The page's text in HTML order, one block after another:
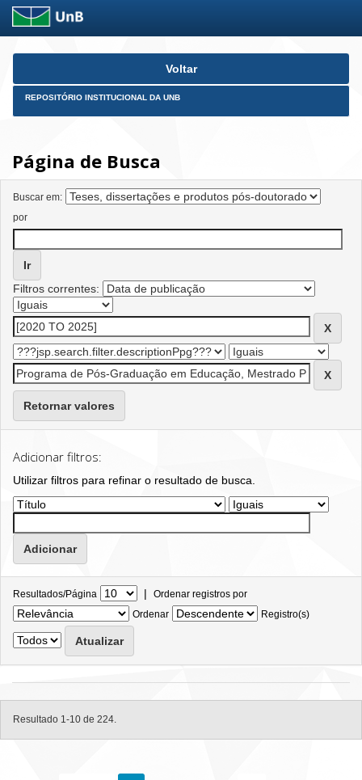
Skip
Voltar
REPOSITÓRIO INSTITUCIONAL DA UNB
Página de Busca
Buscar em:
por
Filtros correntes:
Retornar valores
Adicionar filtros:
Utilizar filtros para refinar o resultado de busca.
Resultados/Página | Ordenar registros por
Ordenar
Registro(s)
Resultado 1-10 de 224.